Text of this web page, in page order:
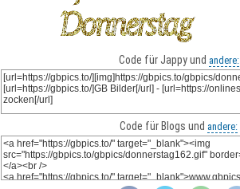
Code für Jappy und andere:
Code für Blogs und andere: